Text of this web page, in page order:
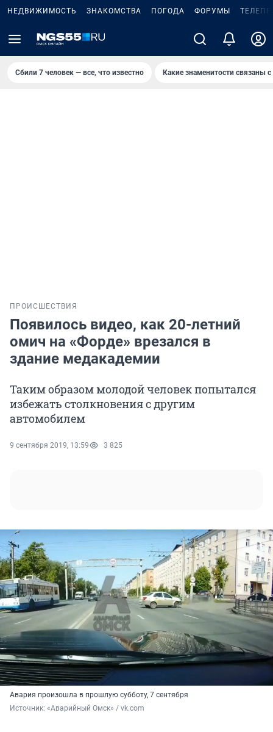
НЕДВИЖИМОСТЬ ЗНАКОМСТВА ПОГОДА ФОРУМЫ
Сбили 7 человек — все, что известно Какие знаменитости связаны
ПРОИСШЕСТВИЯ
Появилось видео, как 20-летний
омич на «Форде» врезался в
здание медакадемии
Таким образом молодой человек попытался
избежать столкновения с другим
автомобилем
9 сентября 2019, 13:59 3 825
Авария произошла в прошлую субботу, 7 сентября
Источник: «Аварийный Омск» / vk.com